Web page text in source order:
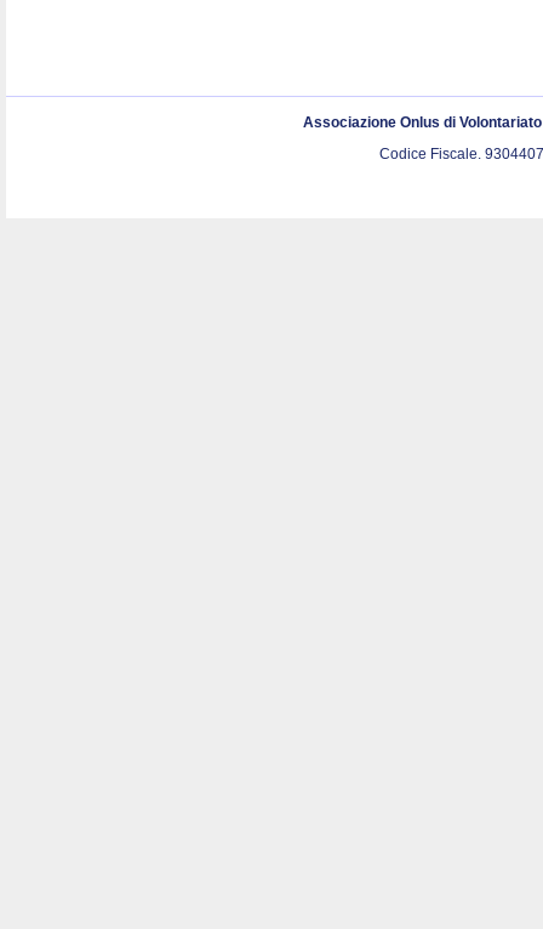
Associazione Onlus di
Codice Fiscale.